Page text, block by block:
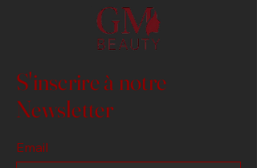
S'inscrire à notre
Newsletter
Email